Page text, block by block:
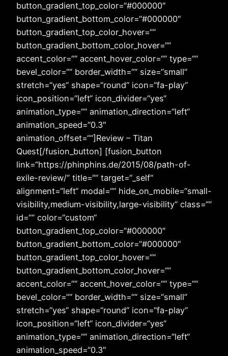
button_gradient_top_color=“#000000″
button_gradient_bottom_color=“#000000″
button_gradient_top_color_hover=““
button_gradient_bottom_color_hover=““
accent_color=““ accent_hover_color=““ type=““
bevel_color=““ border_width=““ size=“small“
stretch=“yes“ shape=“round“ icon=“fa-play“
icon_position=“left“ icon_divider=“yes“
animation_type=““ animation_direction=“left“
animation_speed=“0.3″
animation_offset=““]Review – Titan
Quest[/fusion_button] [fusion_button
link=“https://phinphins.de/2015/08/path-of-
exile-review/“ title=““ target=“_self“
alignment=“left“ modal=““ hide_on_mobile=“small-
visibility,medium-visibility,large-visibility“ class=““
id=““ color=“custom“
button_gradient_top_color=“#000000″
button_gradient_bottom_color=“#000000″
button_gradient_top_color_hover=““
button_gradient_bottom_color_hover=““
accent_color=““ accent_hover_color=““ type=““
bevel_color=““ border_width=““ size=“small“
stretch=“yes“ shape=“round“ icon=“fa-play“
icon_position=“left“ icon_divider=“yes“
animation_type=““ animation_direction=“left“
animation_speed=“0.3″